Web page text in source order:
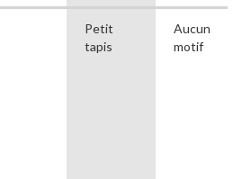
Petit
tapis
Aucun
motif